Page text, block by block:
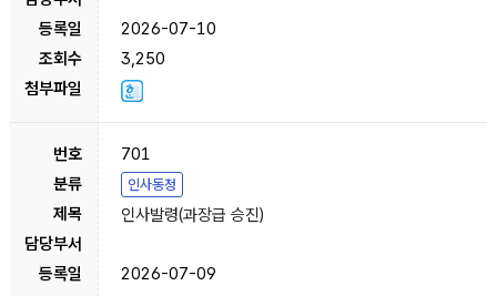
2026-07-10
3,250
701
인사동정
인사발령(과장급 승진)
2026-07-09